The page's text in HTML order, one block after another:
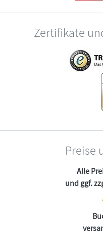
Zertifikate
Preise
Alle
und ggf.